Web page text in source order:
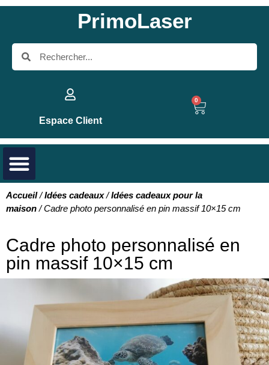
PrimoLaser
Espace Client
0
Accueil/Idées cadeaux/Idées cadeaux pour la
maison/ Cadre photo personnalisé en pin massif 10×15 cm
Cadre photo personnalisé en
pin massif 10×15 cm